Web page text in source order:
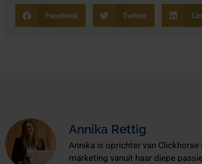
Facebook Twitter
Annika Rettig
Annika is oprichter van
marketing vanuit haar diepe